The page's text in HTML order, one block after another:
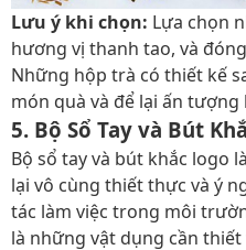
Lưu ý khi chọn: Lựa chọn
hương vị thanh tao, và
Những hộp trà có thiết kế
món quà và để lại ấn
5. Bộ Sổ Tay và Bút
Bộ sổ tay và bút khắc logo
lại vô cùng thiết thực và ý
tác làm việc trong môi
là những vật dụng cần